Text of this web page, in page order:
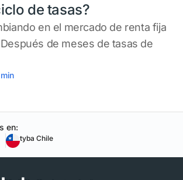
de tasas?
en el mercado de renta fija
de meses de tasas de
min
en:
tyba Chile